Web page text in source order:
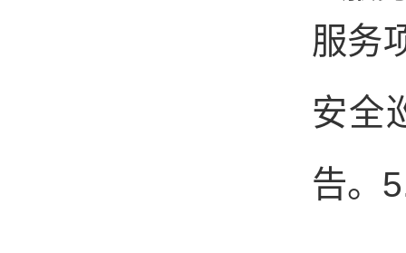
服务
安全
告。